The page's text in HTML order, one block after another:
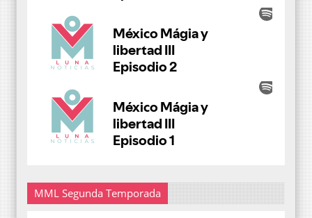
MML Segunda Temporada